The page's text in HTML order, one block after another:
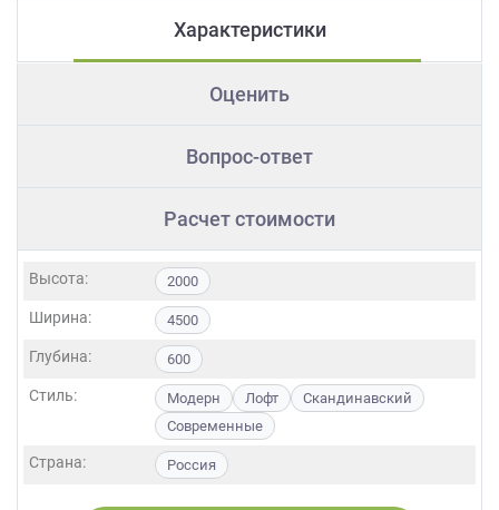
Характеристики
Оценить
Вопрос-ответ
Расчет стоимости
Высота: 2000
Ширина: 4500
Глубина: 600
Стиль: Модерн Лофт
Скандинавский
Современные
Страна: Россия
ЛДСП МДФ Пластик Шпон